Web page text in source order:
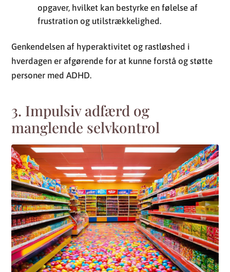
opgaver, hvilket kan bestyrke en følelse af
frustration og utilstrækkelighed.
Genkendelsen af hyperaktivitet og rastløshed i
hverdagen er afgørende for at kunne forstå og støtte
personer med ADHD.
3. Impulsiv adfærd og
manglende selvkontrol